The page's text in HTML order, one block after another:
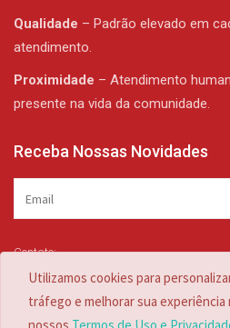
Qualidade – Padrão elevado em
atendimento.
Proximidade – Atendimento
presente na vida da comunidade.
Receba Nossas Novidades
Contato:
(47) 3344-1839 /
zulian@zulian.com.br
Utilizamos cookies para
tráfego e melhorar sua